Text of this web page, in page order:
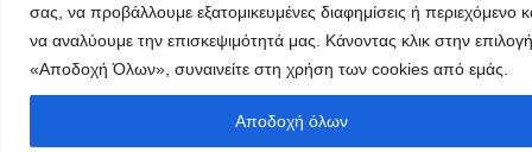
σας, να προβάλλουμε εξατομικευμένες διαφημίσεις ή περιεχόμενο
να αναλύουμε την επισκεψιμότητά μας. Κάνοντας κλικ στην επιλογή
«Αποδοχή Όλων», συναινείτε στη χρήση των cookies από εμάς.
Αποδοχή όλων
εγγραφής για
τον
δημιουργικό
τουρισμό